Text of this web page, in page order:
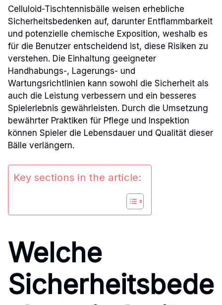
Celluloid-Tischtennisbälle weisen erhebliche
Sicherheitsbedenken auf, darunter Entflammbarkeit
und potenzielle chemische Exposition, weshalb es
für die Benutzer entscheidend ist, diese Risiken zu
verstehen. Die Einhaltung geeigneter
Handhabungs-, Lagerungs- und
Wartungsrichtlinien kann sowohl die Sicherheit als
auch die Leistung verbessern und ein besseres
Spielerlebnis gewährleisten. Durch die Umsetzung
bewährter Praktiken für Pflege und Inspektion
können Spieler die Lebensdauer und Qualität dieser
Bälle verlängern.
Key sections in the article:
Welche
Sicherheitsbede